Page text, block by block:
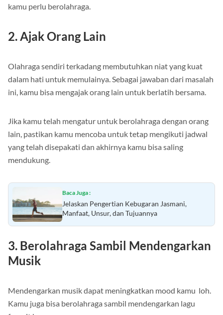
kamu perlu berolahraga.
2. Ajak Orang Lain
Olahraga sendiri terkadang membutuhkan niat yang kuat
dalam hati untuk memulainya. Sebagai jawaban dari masalah
ini, kamu bisa mengajak orang lain untuk berlatih bersama.
Jika kamu telah mengatur untuk berolahraga dengan orang
lain, pastikan kamu mencoba untuk tetap mengikuti jadwal
yang telah disepakati dan akhirnya kamu bisa saling
mendukung.
Baca Juga :
Jelaskan Pengertian Kebugaran Jasmani,
Manfaat, Unsur, dan Tujuannya
3. Berolahraga Sambil Mendengarkan
Musik
Mendengarkan musik dapat meningkatkan mood kamu loh.
Kamu juga bisa berolahraga sambil mendengarkan lagu